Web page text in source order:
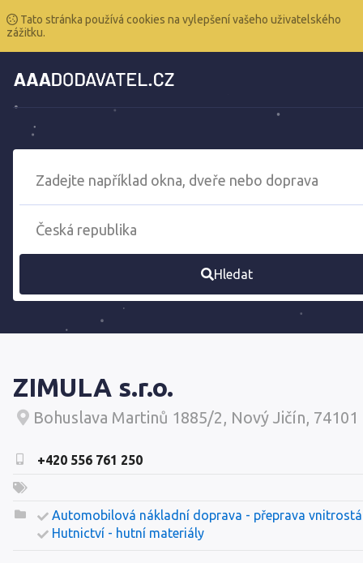
Tato stránka používá cookies na vylepšení vašeho uživatelského
zážitku.
Hledat
ZIMULA s.r.o.
Bohuslava Martinů 1885/2, Nový Jičín, 74101
+420 556 761 250
Automobilová nákladní doprava - přeprava
Hutnictví - hutní materiály